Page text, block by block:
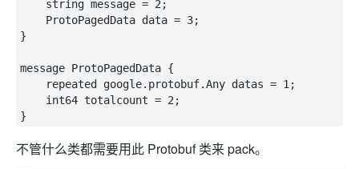
}
message ProtoPagedData {
不管什么类都需要用此 Protobuf 类来 pack。